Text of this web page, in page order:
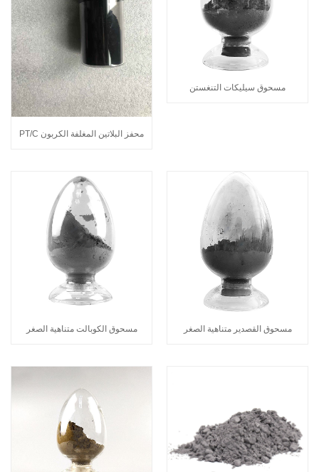
مسحوق سيليكات التنغستن
محفز البلاتين المغلفة الكربون PT/C
مسحوق القصدير متناهية الصغر مسحوق الكوبالت متناهية الصغر